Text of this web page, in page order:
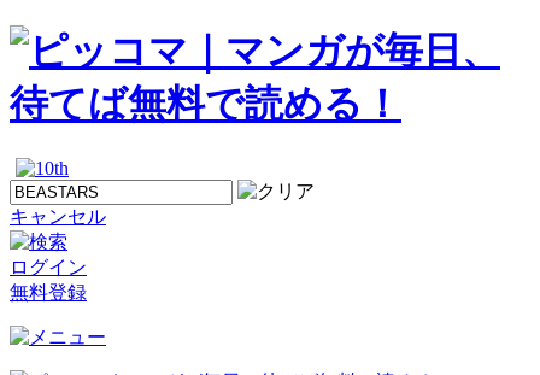
キャンセル
ログイン
無料登録